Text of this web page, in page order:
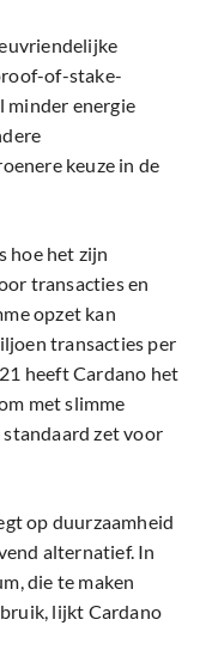
of-stake-
minder energie
keuze in de
hoe het zijn
transacties en
opzet kan
transacties per
heeft Cardano het
met slimme
zet voor
op duurzaamheid
alternatief. In
die te maken
lijkt Cardano